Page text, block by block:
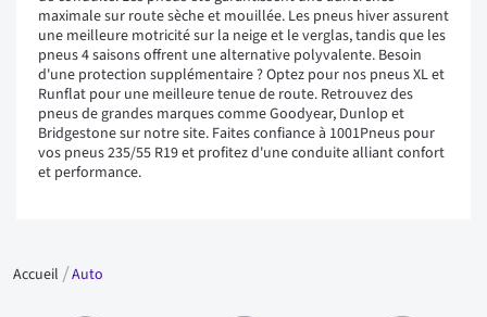
maximale sur route sèche et mouillée. Les pneus hiver assurent
une meilleure motricité sur la neige et le verglas, tandis que les
pneus 4 saisons offrent une alternative polyvalente. Besoin
d'une protection supplémentaire ? Optez pour nos pneus XL et
Runflat pour une meilleure tenue de route. Retrouvez des
pneus de grandes marques comme Goodyear, Dunlop et
Bridgestone sur notre site. Faites confiance à 1001Pneus pour
vos pneus 235/55 R19 et profitez d'une conduite alliant confort
et performance.
Accueil Auto